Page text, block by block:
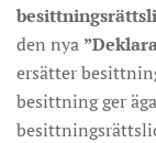
den nya
ersätter
besittning ger